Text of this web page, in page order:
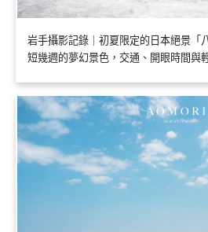
岩手攝影記錄｜初夏限定的日本絕景「
短幾週的夢幻景色，交通、開眼時間與